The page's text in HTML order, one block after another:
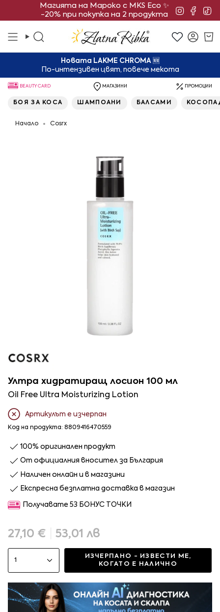
Преминете
Новата LAKME CHROMA 🆕
По-интензивен цвят, повече мекота
Магията на Мароко с MKS Eco ✨
-20% при покупка на 2 продукта
Търсене
BEAUTY CARD МАГАЗИНИ ПРОМОЦИИ
БОЯ ЗА КОСА ШАМПОАНИ БАЛСАМИ
Начало Cosrx
Ултра хидратиращ лосион 100 мл
Oil Free Ultra Moisturizing Lotion
Артикулът е изчерпан
Код на продукта: 8809416470559
100% оригинален продукт
От официалния вносител за България
Наличен онлайн и в магазини
Експресна безплатна доставка в магазин
Получавате 53 БОНУС ТОЧКИ
27,10 € 53,01 лв
1
ИЗЧЕРПАНО - ИЗВЕСТИ МЕ,
КОГАТО Е НАЛИЧНО